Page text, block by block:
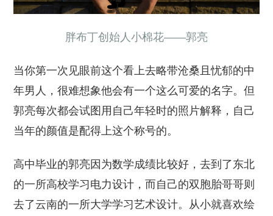
胖布丁创始人小棉花——郭亮
当你第一次见眼前这个看上去略带沧桑且忧郁的中
年男人，很难想象他会有一个这么可爱的名字。但
郭亮每次都会试图用自己年轻时的照片解释，自己
当年的颜值是配得上这个称号的。
高中毕业的郭亮因为数学成绩比较好，去到了东北
的一所高校学习电力设计，而自己的双胞胎哥哥则
去了云南的一所大学学习艺术设计。从小就喜欢绘